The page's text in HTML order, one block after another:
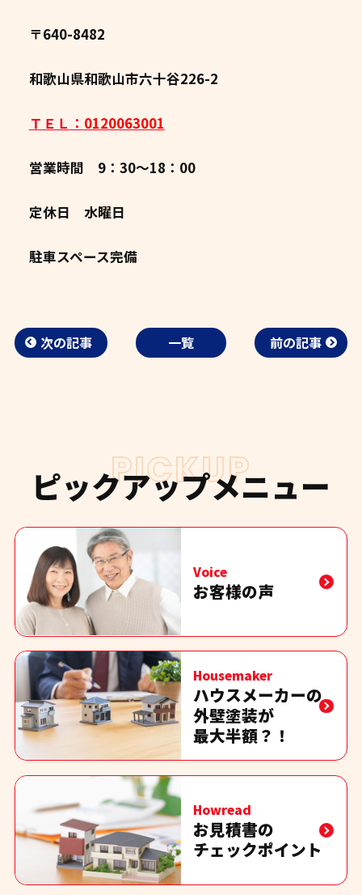
〒640-8482
和歌山県和歌山市六十谷226-2
ＴＥＬ： 0120063001
営業時間 9：30～18：00
定休日 水曜日
駐車スペース完備
次の記事 一覧 前の記事
PICKUP
ピックアップメニュー
Voice
お客様の声
Housemaker
ハウスメーカーの
外壁塗装が
最大半額？！
Howread
お見積書の
チェックポイント